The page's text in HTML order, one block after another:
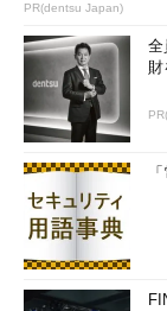
PR(dentsu Japan)
全
財